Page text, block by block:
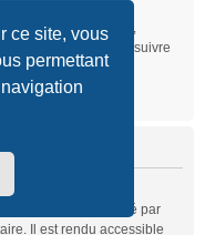
ce site, vous
permettant
avez transférées,
de l’utilisateur et suivre
?
est produit et distribué par
Il est rendu accessible